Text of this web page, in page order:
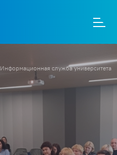
К
Информационная служба университета